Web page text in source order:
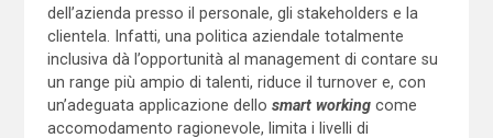
dell’azienda presso il personale, gli stakeholders e la
clientela. Infatti, una politica aziendale totalmente
inclusiva dà l’opportunità al management di contare su
un range più ampio di talenti, riduce il turnover e, con
un’adeguata applicazione dello smart workingcome
accomodamento ragionevole, limita i livelli di